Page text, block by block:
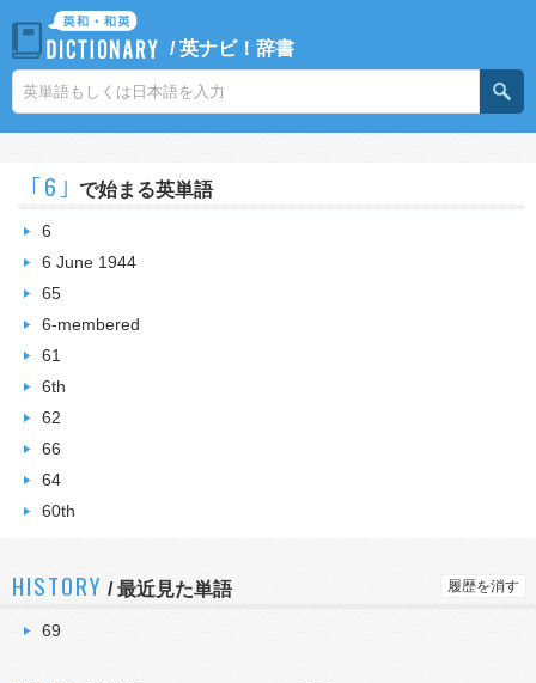
/英ナビ！辞書
｢6｣ で始まる英単語
6
6 June 1944
65
6-membered
61
6th
62
66
64
60th
HISTORY /最近見た単語 履歴を消す
69